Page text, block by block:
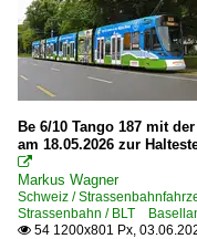
Be 6/10 Tango 187 mit
am 18.05.2026 zur

Markus Wagner
Schweiz /
Strassenbahn / BLT
 54 1200x801 Px,